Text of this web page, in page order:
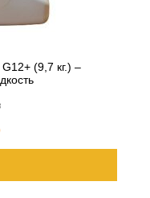
(9,7 кг.) –